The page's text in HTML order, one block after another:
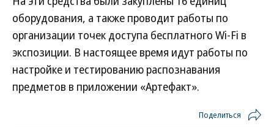
оборудования, а также проводит работы по
организации точек доступа бесплатного Wi-Fi в
экспозиции. В настоящее время идут работы по
настройке и тестированию распознавания
предметов в приложении «Артефакт».
Поделиться